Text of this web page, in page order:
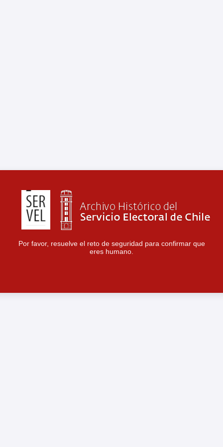
Por favor, resuelve el reto de seguridad para confirmar que
eres humano.